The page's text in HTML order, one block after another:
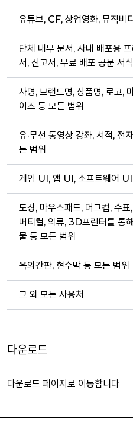
유튜브, CF, 상업영화, 뮤직비
단체 내부 문서, 사내 배포용
서, 신고서, 무료 배포 공문 서
사명, 브랜드명, 상품명, 로고,
이즈 등 모든 범위
유·무선 동영상 강좌, 서적, 전
든 범위
게임 UI, 앱 UI, 소프트웨어 UI
도장, 마우스패드, 머그컵, 수
버티컬, 의류, 3D프린터를 통
물 등 모든 범위
옥외간판, 현수막 등 모든 범위
그 외 모든 사용처
다운로드
다운로드 페이지로 이동합니다